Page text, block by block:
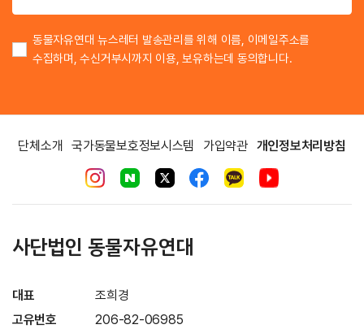
동물자유연대 뉴스레터 발송관리를 위해 이름, 이메일주소를
수집하며, 수신거부시까지 이용, 보유하는데 동의합니다.
단체소개 국가동물보호정보시스템 가입약관 개인정보처리방침
사단법인 동물자유연대
대표
조희경
고유번호
206-82-06985